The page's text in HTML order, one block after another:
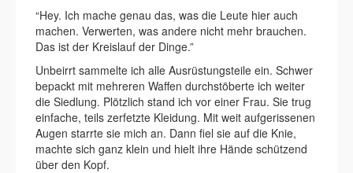
“Hey. Ich mache genau das, was die Leute hier auch
machen. Verwerten, was andere nicht mehr brauchen.
Das ist der Kreislauf der Dinge.”
Unbeirrt sammelte ich alle Ausrüstungsteile ein. Schwer
bepackt mit mehreren Waffen durchstöberte ich weiter
die Siedlung. Plötzlich stand ich vor einer Frau. Sie trug
einfache, teils zerfetzte Kleidung. Mit weit aufgerissenen
Augen starrte sie mich an. Dann fiel sie auf die Knie,
machte sich ganz klein und hielt ihre Hände schützend
über den Kopf.